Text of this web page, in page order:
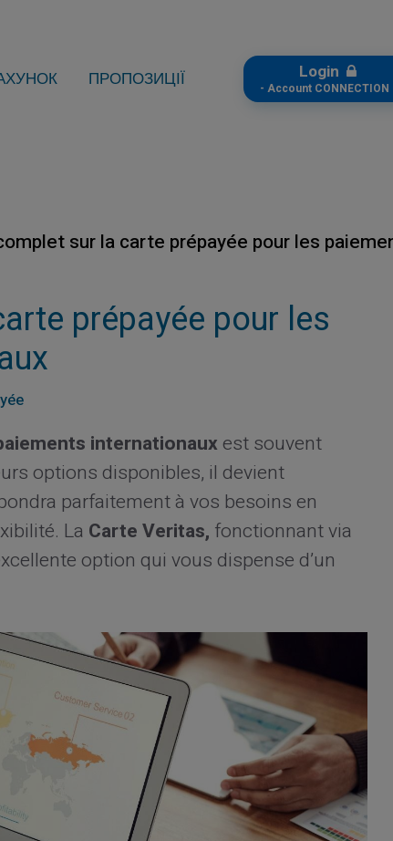
ПРОПОЗИЦІЇ Login
- Account CONNECTION
sur la carte prépayée pour les
prépayée pour les
internationauxest souvent
options disponibles, il devient
parfaitement à vos besoins en
La Carte Veritas, fonctionnant via
option qui vous dispense d’un